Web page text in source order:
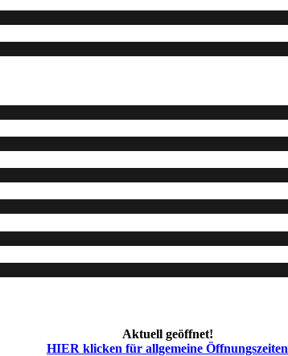
Aktuell geöffnet!
HIER klicken für allgemeine Öffnungszeiten